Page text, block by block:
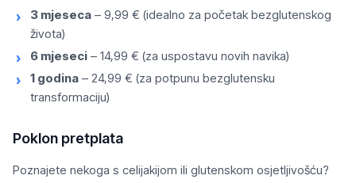
3 mjeseca – 9,99 € (idealno za početak bezglutenskog
života)
6 mjeseci – 14,99 € (za uspostavu novih navika)
1 godina – 24,99 € (za potpunu bezglutensku
transformaciju)
Poklon pretplata
Poznajete nekoga s celijakijom ili glutenskom osjetljivošću?